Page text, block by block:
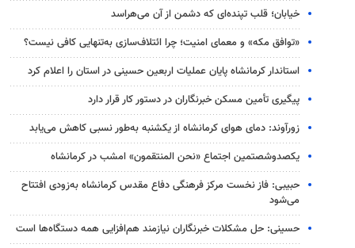
خیابان؛ قلب تپنده‌ای که دشمن از آن می‌هراسد
«توافق مکه» و معمای امنیت؛ چرا ائتلاف‌سازی به‌تنهایی کافی نیست؟
استاندار کرمانشاه پایان عملیات اربعین حسینی در استان را اعلام کرد
پیگیری تأمین مسکن خبرنگاران در دستور کار قرار دارد
زورآوند: دمای هوای کرمانشاه از یکشنبه به‌طور نسبی کاهش می‌یابد
یکصدوشصتمین اجتماع «نحن المنتقمون» امشب در کرمانشاه
حبیبی: فاز نخست مرکز فرهنگی دفاع مقدس کرمانشاه به‌زودی افتتاح
می‌شود
حسینی: حل مشکلات خبرنگاران نیازمند هم‌افزایی همه دستگاه‌ها است